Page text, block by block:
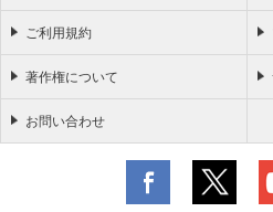
ご利用規約
著作権について
お問い合わせ